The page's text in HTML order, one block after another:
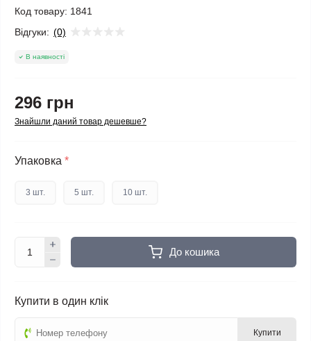
Код товару: 1841
Відгуки: (0)
В наявності
296 грн
Знайшли даний товар дешевше?
Упаковка *
3 шт. 5 шт. 10 шт.
До кошика
Купити в один клік
Купити